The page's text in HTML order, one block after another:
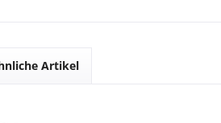
Artikel